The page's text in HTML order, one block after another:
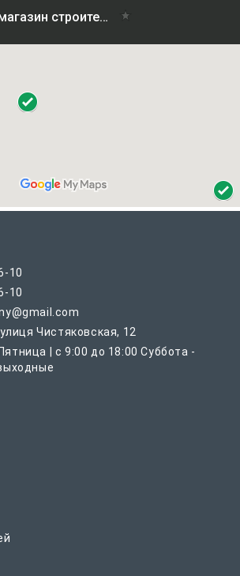
10
10
Чистяковская, 12
| с 9:00 до 18:00 Суббота -